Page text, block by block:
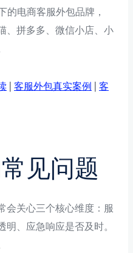
的电商客服外包品牌，
、拼多多、微信小店、小
客服外包真实案例
客
见问题
会关心三个核心维度：服
、应急响应是否及时。